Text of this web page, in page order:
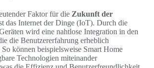
Faktor für die Zukunft der
das Internet der Dinge (IoT). Durch die
wird eine nahtlose Integration in den
die Benutzererfahrung erheblich
So können beispielsweise Smart Home
Technologien miteinander